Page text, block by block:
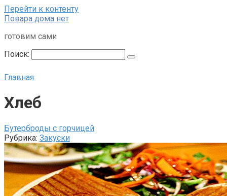
Перейти к контенту
Повара дома нет
готовим сами
Поиск:
Главная
Хлеб
Бутерброды с горчицей
Рубрика: Закуски